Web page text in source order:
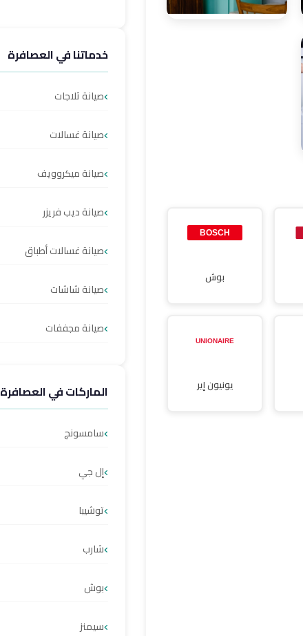
بوش
يونيون إير
خدماتنا في العصافرة
صيانة ثلاجات
صيانة غسالات
صيانة ميكروويف
صيانة ديب فريزر
صيانة غسالات أطباق
صيانة شاشات
صيانة مجففات
الماركات في العصافرة
سامسونج
إل جي
توشيبا
شارب
بوش
سيمنز